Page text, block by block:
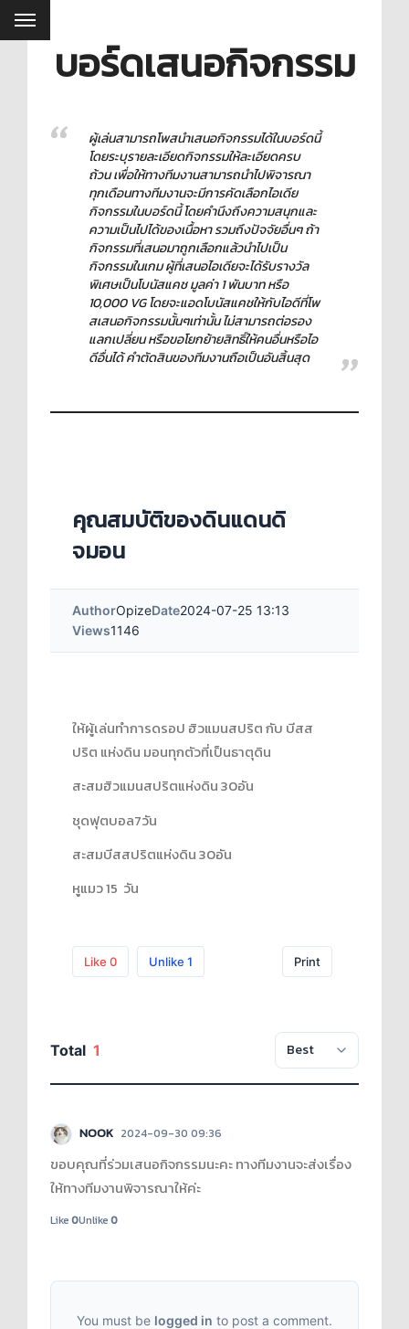
บอร์ดเสนอกิจกรรม
ผู้เล่นสามารถโพสนำเสนอกิจกรรมได้ในบอร์ดนี้
โดยระบุรายละเอียดกิจกรรมให้ละเอียดครบ
ถ้วน เพื่อให้ทางทีมงานสามารถนำไปพิจารณา
ทุกเดือนทางทีมงานจะมีการคัดเลือกไอเดีย
กิจกรรมในบอร์ดนี้ โดยคำนึงถึงความสนุกและ
ความเป็นไปได้ของเนื้อหา รวมถึงปัจจัยอื่นๆ ถ้า
กิจกรรมที่เสนอมาถูกเลือกแล้วนำไปเป็น
กิจกรรมในเกม ผู้ที่เสนอไอเดียจะได้รับรางวัล
พิเศษเป็นโบนัสแคช มูลค่า 1 พันบาท หรือ
10,000 VG โดยจะแอดโบนัสแคชให้กับไอดีที่โพ
สเสนอกิจกรรมนั้นๆเท่านั้น ไม่สามารถต่อรอง
แลกเปลี่ยน หรือขอโยกย้ายสิทธิ์ให้คนอื่นหรือไอ
ดีอื่นได้ คำตัดสินของทีมงานถือเป็นอันสิ้นสุด
คุณสมบัติ​ของดินแดนดิ
จมอน
AuthorOpizeDate2024-07-25 13:13
Views1146
ให้ผู้เล่นทำการดรอป​ ฮิวแมนสปริต​ กับ​ บีสส
ปริต​ แห่งดิน​ มอนทุกตัวที่เป็นธาตุดิน
สะสมฮิวแมนสปริต​แห่งดิน​ 30​อัน
ชุดฟุตบอล​7​วัน
สะสมบีสสปริตแห่งดิน​ 30​อัน
หูแมว​ 15 วัน
Like 0 Unlike 1 Print
Total 1
NOOK 2024-09-30 09:36
ขอบคุณที่ร่วมเสนอกิจกรรมนะคะ ทางทีมงานจะส่งเรื่อง
ให้ทางทีมงานพิจารณาให้ค่ะ
Like0Unlike0
You must be logged in to post a comment.